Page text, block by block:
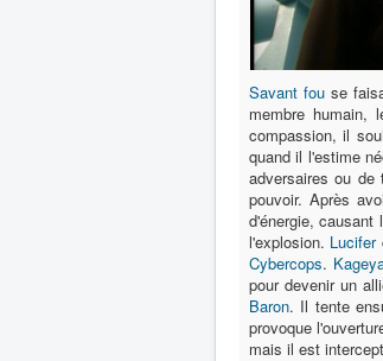
Savant fou se
membre humain,
compassion, il
quand il l'estime
adversaires ou
pouvoir. Après
d'énergie,
l'explosion. Lucifer
Cybercops.
pour devenir un
Baron. Il tente
provoque
mais il est